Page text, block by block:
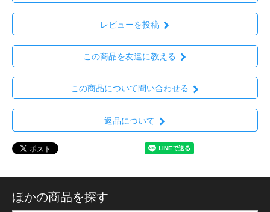
レビューを投稿
この商品を友達に教える
この商品について問い合わせる
返品について
ほかの商品を探す